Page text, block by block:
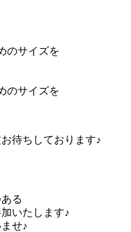
のサイズを
のサイズを
待ちしております♪
る
いたします♪
せ♪